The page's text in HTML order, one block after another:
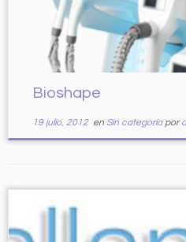
Bioshape
19 julio, 2012en Sin categoría por